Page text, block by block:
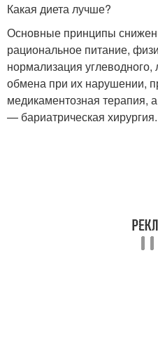
Какая диета лучше?
Основные принципы
рациональное питание,
нормализация углеводного,
обмена при их нарушении,
медикаментозная терапия,
— бариатрическая хирургия.